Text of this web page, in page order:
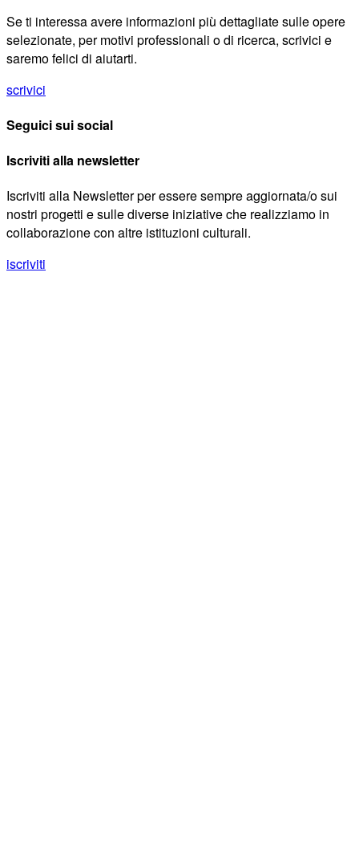
Se ti interessa avere informazioni più dettagliate sulle opere
selezionate, per motivi professionali o di ricerca, scrivici e
saremo felici di aiutarti.
scrivici
Seguici sui social
Iscriviti alla newsletter
Iscriviti alla Newsletter per essere sempre aggiornata/o sui
nostri progetti e sulle diverse iniziative che realizziamo in
collaborazione con altre istituzioni culturali.
iscriviti